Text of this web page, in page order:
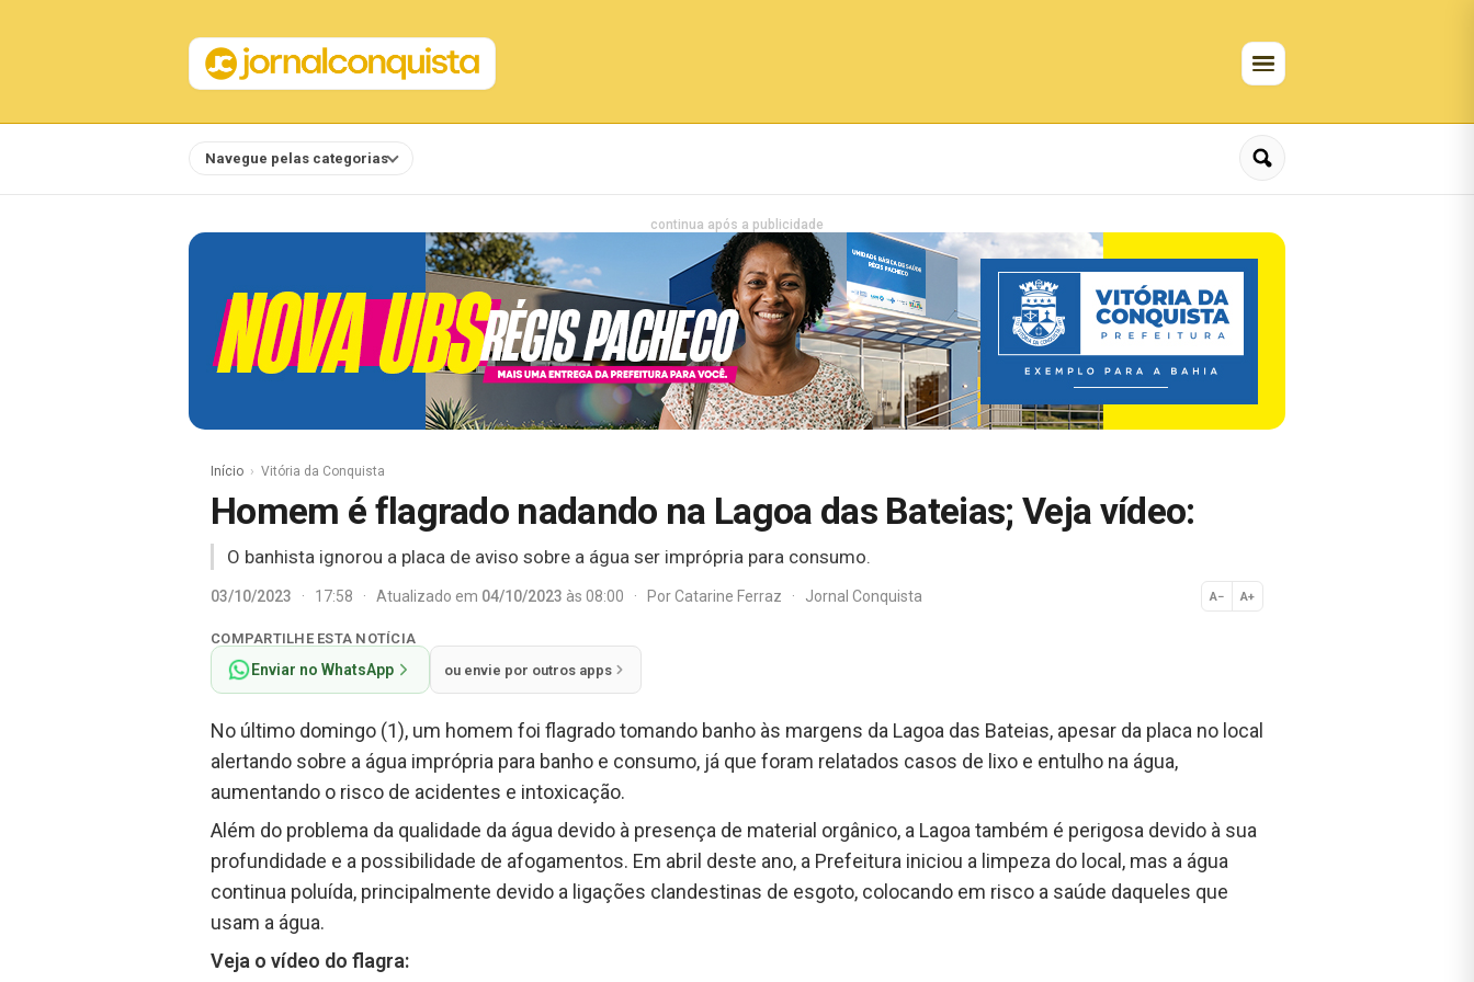
Navegue pelas categorias
continua após a publicidade
Início Vitória da Conquista
Homem é flagrado nadando na Lagoa das Bateias; Veja vídeo:
O banhista ignorou a placa de aviso sobre a água ser imprópria para consumo.
03/10/2023 · 17:58 · Atualizado em 04/10/2023 às 08:00 · PorCatarine Ferraz · Jornal Conquista A− A+
Normal
COMPARTILHE ESTA NOTÍCIA
Enviar no WhatsApp ou envie por outros apps
No último domingo (1), um homem foi flagrado tomando banho às margens da Lagoa das Bateias, apesar da placa no local
alertando sobre a água imprópria para banho e consumo, já que foram relatados casos de lixo e entulho na água,
aumentando o risco de acidentes e intoxicação.
Além do problema da qualidade da água devido à presença de material orgânico, a Lagoa também é perigosa devido à sua
profundidade e a possibilidade de afogamentos. Em abril deste ano, a Prefeitura iniciou a limpeza do local, mas a água
continua poluída, principalmente devido a ligações clandestinas de esgoto, colocando em risco a saúde daqueles que
usam a água.
Veja o vídeo do flagra: